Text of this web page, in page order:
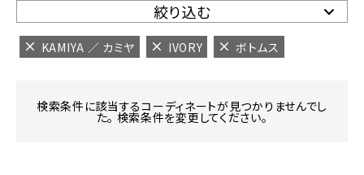
絞り込む
KAMIYA ／ カミヤ IVORY ボトムス
検索条件に該当するコーディネートが見つかりませんでし
た。 検索条件を変更してください。